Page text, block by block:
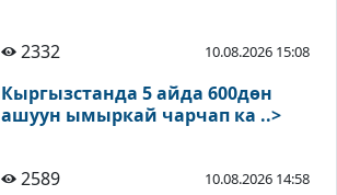
2332 10.08.2026 15:08
Кыргызстанда 5 айда 600дөн
ашуун ымыркай чарчап ка ..>
2589 10.08.2026 14:58